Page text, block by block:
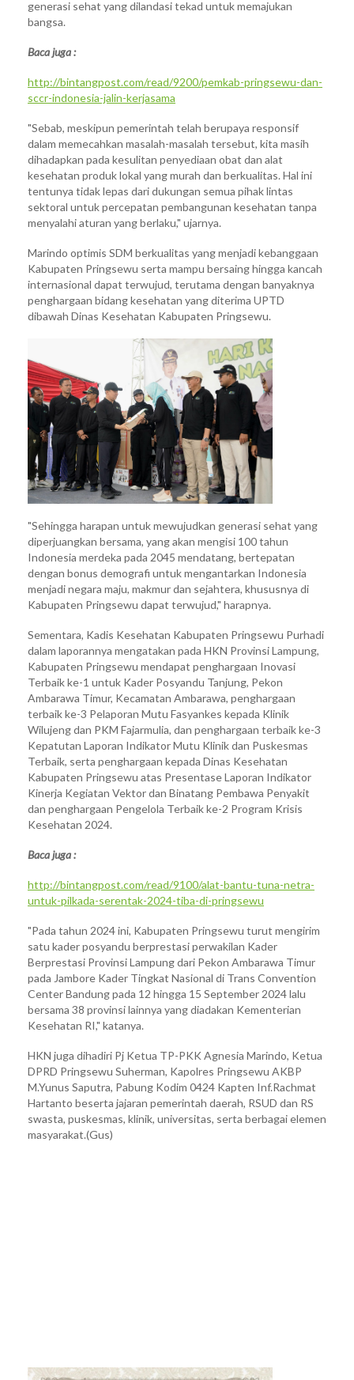
generasi sehat yang dilandasi tekad untuk memajukan
bangsa.
Baca juga :
http://bintangpost.com/read/9200/pemkab-pringsewu-dan-
sccr-indonesia-jalin-kerjasama
"Sebab, meskipun pemerintah telah berupaya responsif
dalam memecahkan masalah-masalah tersebut, kita masih
dihadapkan pada kesulitan penyediaan obat dan alat
kesehatan produk lokal yang murah dan berkualitas. Hal ini
tentunya tidak lepas dari dukungan semua pihak lintas
sektoral untuk percepatan pembangunan kesehatan tanpa
menyalahi aturan yang berlaku," ujarnya.
Marindo optimis SDM berkualitas yang menjadi kebanggaan
Kabupaten Pringsewu serta mampu bersaing hingga kancah
internasional dapat terwujud, terutama dengan banyaknya
penghargaan bidang kesehatan yang diterima UPTD
dibawah Dinas Kesehatan Kabupaten Pringsewu.
"Sehingga harapan untuk mewujudkan generasi sehat yang
diperjuangkan bersama, yang akan mengisi 100 tahun
Indonesia merdeka pada 2045 mendatang, bertepatan
dengan bonus demografi untuk mengantarkan Indonesia
menjadi negara maju, makmur dan sejahtera, khususnya di
Kabupaten Pringsewu dapat terwujud," harapnya.
Sementara, Kadis Kesehatan Kabupaten Pringsewu Purhadi
dalam laporannya mengatakan pada HKN Provinsi Lampung,
Kabupaten Pringsewu mendapat penghargaan Inovasi
Terbaik ke-1 untuk Kader Posyandu Tanjung, Pekon
Ambarawa Timur, Kecamatan Ambarawa, penghargaan
terbaik ke-3 Pelaporan Mutu Fasyankes kepada Klinik
Wilujeng dan PKM Fajarmulia, dan penghargaan terbaik ke-3
Kepatutan Laporan Indikator Mutu Klinik dan Puskesmas
Terbaik, serta penghargaan kepada Dinas Kesehatan
Kabupaten Pringsewu atas Presentase Laporan Indikator
Kinerja Kegiatan Vektor dan Binatang Pembawa Penyakit
dan penghargaan Pengelola Terbaik ke-2 Program Krisis
Kesehatan 2024.
Baca juga :
http://bintangpost.com/read/9100/alat-bantu-tuna-netra-
untuk-pilkada-serentak-2024-tiba-di-pringsewu
"Pada tahun 2024 ini, Kabupaten Pringsewu turut mengirim
satu kader posyandu berprestasi perwakilan Kader
Berprestasi Provinsi Lampung dari Pekon Ambarawa Timur
pada Jambore Kader Tingkat Nasional di Trans Convention
Center Bandung pada 12 hingga 15 September 2024 lalu
bersama 38 provinsi lainnya yang diadakan Kementerian
Kesehatan RI," katanya.
HKN juga dihadiri Pj Ketua TP-PKK Agnesia Marindo, Ketua
DPRD Pringsewu Suherman, Kapolres Pringsewu AKBP
M.Yunus Saputra, Pabung Kodim 0424 Kapten Inf.Rachmat
Hartanto beserta jajaran pemerintah daerah, RSUD dan RS
swasta, puskesmas, klinik, universitas, serta berbagai elemen
masyarakat.(Gus)